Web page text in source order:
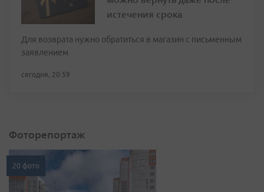
истечения срока
Для возврата нужно обратиться в магазин с письменным
заявлением
сегодня, 20:59
Фоторепортаж
20 фото